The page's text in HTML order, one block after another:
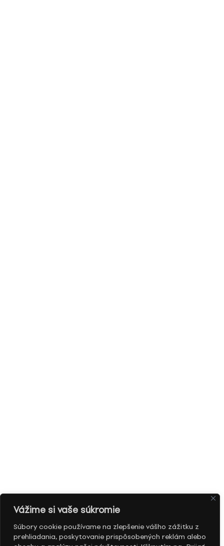
Vážime si vaše súkromie
Súbory cookie používame na zlepšenie vášho zážitku z
prehliadania, poskytovanie prispôsobených reklám alebo